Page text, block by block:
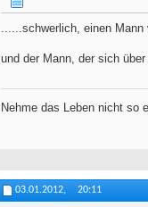
......schwerlich, einen
und der Mann, der sich
Nehme das Leben nicht so
03.01.2012, 20:11